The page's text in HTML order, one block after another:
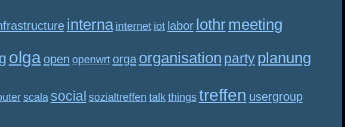
interna internet iot labor lothrmeeting
olga open openwrt orga organisation party planung
scala social sozialtreffen talk things treffen usergroup